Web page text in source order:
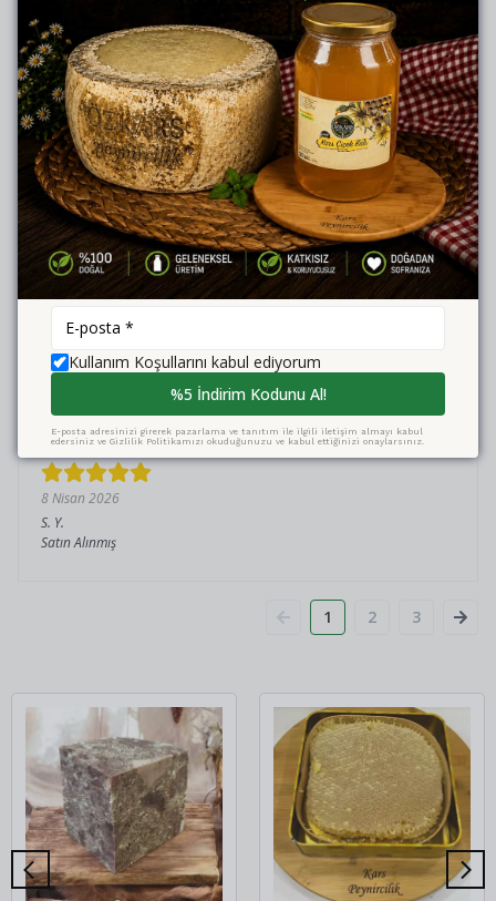
G.T.
Satın Alınmış
13 Mayıs 2026
P.Ç.
Satın Alınmış
24 Nisan 2026
K.
Satın Alınmış
8 Nisan 2026
S. Y.
Satın Alınmış
1 2 3
Kullanım Koşullarını kabul ediyorum
%5 İndirim Kodunu Al!
E-posta adresinizi girerek pazarlama ve tanıtım ile ilgili iletişim almayı kabul
edersiniz ve Gizlilik Politikamızı okuduğunuzu ve kabul ettiğinizi onaylarsınız.